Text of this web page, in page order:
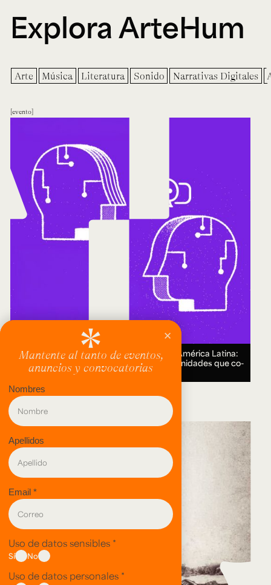
Explora ArteHum
Arte Música Literatura Sonido Narrativas Digitales
evento
Encuentro Humanidades Digitales en América Latina:
genealogías, conocimiento abierto y comunidades que co-
crean.18 AUG 2026.
evento